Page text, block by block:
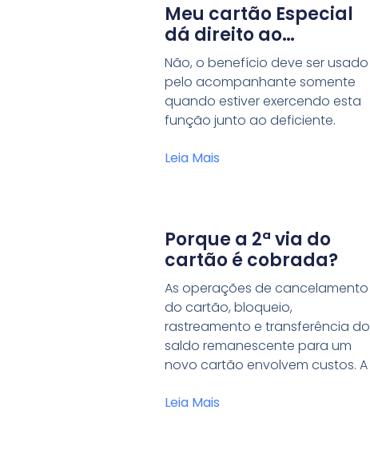
Meu cartão Especial
dá direito ao
acompanhante usá-lo
sem mim?
Não, o benefício deve ser usado
pelo acompanhante somente
quando estiver exercendo esta
função junto ao deficiente.
Leia Mais
Porque a 2ª via do
cartão é cobrada?
As operações de cancelamento
do cartão, bloqueio,
rastreamento e transferência do
saldo remanescente para um
novo cartão envolvem custos. A
Leia Mais